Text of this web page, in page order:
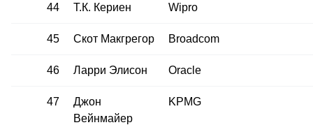
44 Т.К. Кериен Wipro
45 Скот Макгрегор Broadcom
46 Ларри Элисон Oracle
47
Джон
Вейнмайер
KPMG